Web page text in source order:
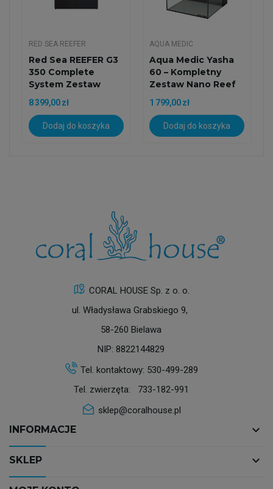
RED SEA REEFER
Red Sea REEFER G3
350 Complete
System Zestaw
Akwarium Z...
8 399,00 zł
Dodaj do koszyka
AQUA MEDIC
Aqua Medic Yasha
60 – Kompletny
Zestaw Nano Reef
(60 L)
1 799,00 zł
Dodaj do koszyka
CORAL HOUSE Sp. z o. o.
ul. Władysława Grabskiego 9,
58-260 Bielawa
NIP: 8822144829
Tel. kontaktowy: 530-499-289
Tel. zwierzęta: 733-182-991
sklep@coralhouse.pl
INFORMACJE keyboard_arrow_down
SKLEP keyboard_arrow_down